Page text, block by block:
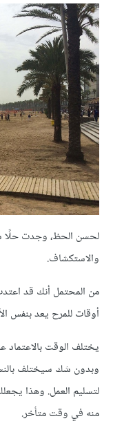
لحسن الحظ، وجدت حلًا
والاستكشاف.
من المحتمل أنك قد
أوقات للمرح يعد بنفس
يختلف الوقت بالاعتماد
وبدون شك سيختلف
لتسليم العمل. وهذا
منه في وقت متأخر.